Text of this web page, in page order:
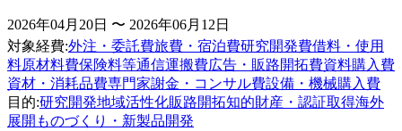
2026年04月20日 〜 2026年06月12日
対象経費:外注・委託費旅費・宿泊費研究開発費借料・使用
料原材料費保険料等通信運搬費広告・販路開拓費資料購入費
資材・消耗品費専門家謝金・コンサル費設備・機械購入費
目的:研究開発地域活性化販路開拓知的財産・認証取得海外
展開 ものづくり・新製品開発